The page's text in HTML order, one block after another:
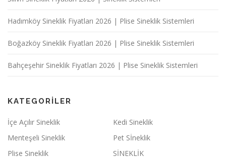
Hadımköy Sineklik Fiyatları 2026 | Plise Sineklik Sistemleri
Boğazköy Sineklik Fiyatları 2026 | Plise Sineklik Sistemleri
Bahçeşehir Sineklik Fiyatları 2026 | Plise Sineklik Sistemleri
KATEGORILER
İçe Açılır Sineklik
Kedi Sineklik
Menteşeli Sineklik
Pet Sİneklik
Plise Sineklik
SİNEKLİK